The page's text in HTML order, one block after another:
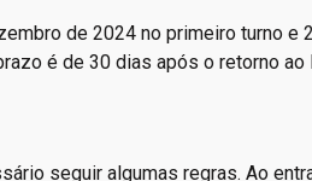
de 2024 no primeiro turno e
é de 30 dias após o retorno ao
seguir algumas regras. Ao